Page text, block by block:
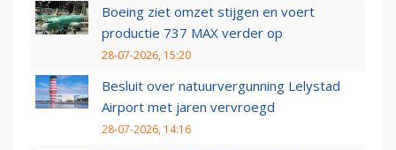
Boeing ziet omzet stijgen en voert
productie 737 MAX verder op
28-07-2026, 15:20
Besluit over natuurvergunning Lelystad
Airport met jaren vervroegd
28-07-2026, 14:16